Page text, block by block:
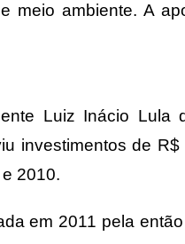
meio ambiente. A
Luiz Inácio
investimentos de
2010.
em 2011 pela